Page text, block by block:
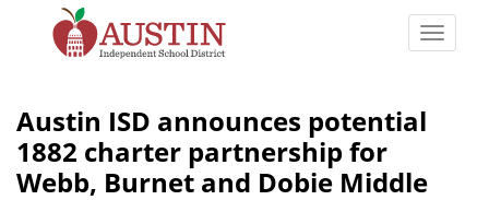
Austin
Independent
School
Toggle
Austin ISD announces potential
1882 charter partnership for
Webb, Burnet and Dobie Middle